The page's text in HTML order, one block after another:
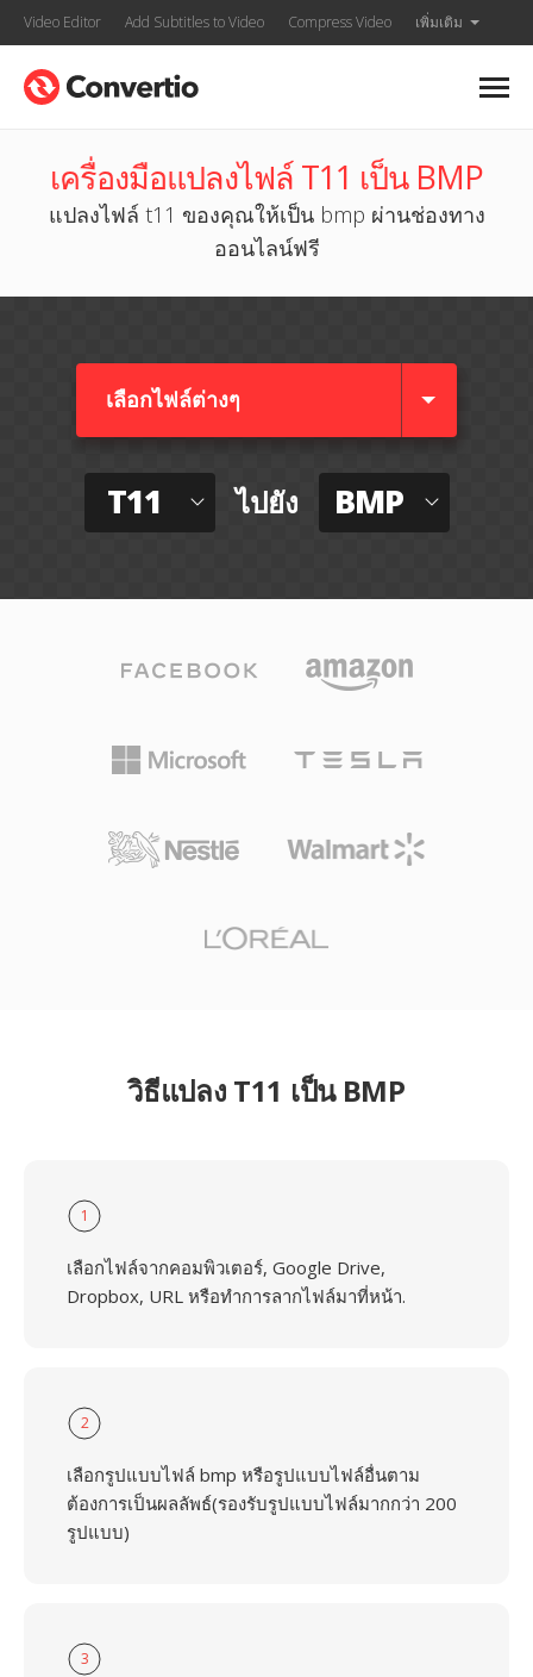
Video Editor Add Subtitles to Video Compress Video เพิ่มเติม
เครื่องมือแปลงไฟล์ T11 เป็น BMP
แปลงไฟล์ t11 ของคุณให้เป็น bmp ผ่านช่องทาง
ออนไลน์ฟรี
เลือกไฟล์ต่างๆ​
T11 ไปยัง BMP
วิธีแปลง T11 เป็น BMP
1
เลือกไฟล์จากคอมพิวเตอร์, Google Drive,
Dropbox, URL หรือทำการลากไฟล์มาที่หน้า.
2
เลือกรูปแบบไฟล์ bmp หรือรูปแบบไฟล์อื่นตาม
ต้องการเป็นผลลัพธ์(รองรับรูปแบบไฟล์มากกว่า 200
รูปแบบ)
3